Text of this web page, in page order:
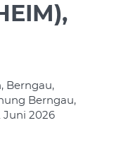
Berngau,
Berngau,
Juni 2026